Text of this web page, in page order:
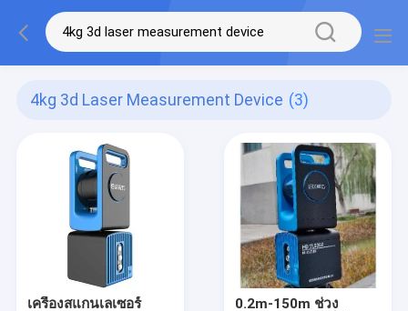
4kg 3d Laser Measurement Device (3)
เครื่องสแกนเลเซอร์
0.2m-150m ช่วง